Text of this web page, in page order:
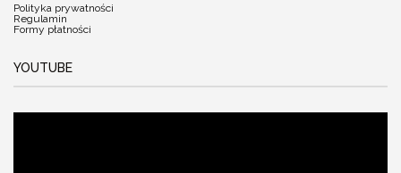
Polityka prywatności
Regulamin
Formy płatności
YOUTUBE